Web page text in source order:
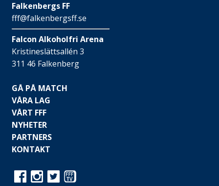
Falkenbergs FF
fff@falkenbergsff.se
Falcon Alkoholfri Arena
Kristineslättsallén 3
311 46 Falkenberg
GÅ PÅ MATCH
VÅRA LAG
VÅRT FFF
NYHETER
PARTNERS
KONTAKT